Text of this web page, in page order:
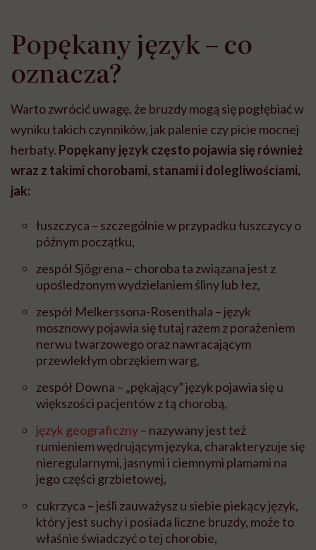
Popękany język – co
oznacza?
Warto zwrócić uwagę, że bruzdy mogą się pogłębiać w
wyniku takich czynników, jak palenie czy picie mocnej
herbaty. Popękany język często pojawia się również
wraz z takimi chorobami, stanami i dolegliwościami,
jak:
łuszczyca – szczególnie w przypadkułuszczycy o
późnym początku,
zespół Sjögrena – choroba ta związana jest z
upośledzonym wydzielaniem śliny lub łez,
zespół Melkerssona-Rosenthala – język
mosznowy pojawia się tutaj razem z porażeniem
nerwu twarzowego oraz nawracającym
przewlekłym obrzękiem warg,
zespół Downa – „pękający” język pojawia się u
większości pacjentów z tą chorobą,
język geograficzny– nazywany jest też
rumieniem wędrującym języka, charakteryzuje się
nieregularnymi, jasnymi i ciemnymi plamami na
jego części grzbietowej,
cukrzyca – jeśli zauważysz u siebie piekący język,
który jest suchy i posiada liczne bruzdy, może to
właśnie świadczyć o tej chorobie,